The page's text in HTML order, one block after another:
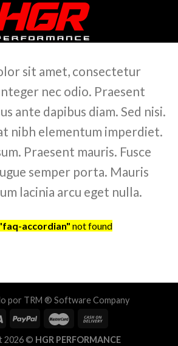
sit amet, consectetur
nec odio. Praesent
ante dapibus diam. Sed nisi.
nibh elementum imperdiet.
Praesent mauris. Fusce
semper porta. Mauris
lacinia arcu eget nulla.
accordian" not found
por TRM ® Software Company
2026 © HGR PERFORMANCE